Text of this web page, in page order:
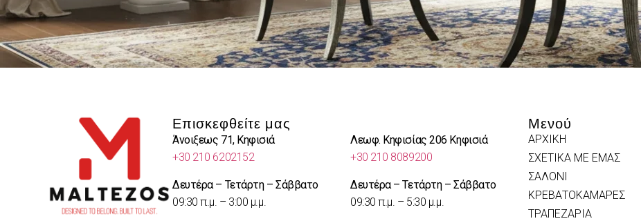
Επισκεφθείτε μας
Άνοιξεως 71, Κηφισιά
+30 210 6202152
Δευτέρα – Τετάρτη – Σάββατο
09:30 π.μ. – 3:00 μ.μ.
Λεωφ. Κηφισίας 206 Κηφισιά
+30 210 8089200
Δευτέρα – Τετάρτη – Σάββατο
09:30 π.μ. – 5:30 μ.μ.
Μενού
ΑΡΧΙΚΗ
ΣΧΕΤΙΚΑ ΜΕ ΕΜΑΣ
ΣΑΛΟΝΙ
ΚΡΕΒΑΤΟΚΑΜΑΡΕΣ
ΤΡΑΠΕΖΑΡΙΑ